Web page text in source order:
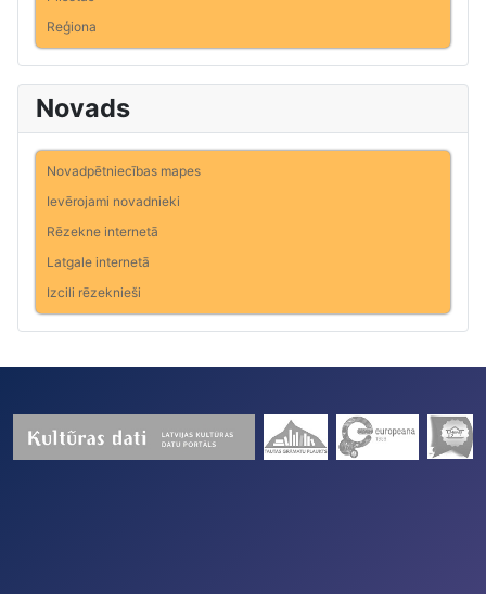
Reģiona
Novads
Novadpētniecības mapes
Ievērojami novadnieki
Rēzekne internetā
Latgale internetā
Izcili rēzeknieši